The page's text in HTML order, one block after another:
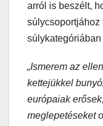
arról is beszélt,
súlycsoportjához
súlykategóriában
„Ismerem az
kettejükkel
európaiak
meglepetéseket